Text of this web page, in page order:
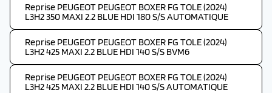
Reprise PEUGEOT PEUGEOT BOXER FG TOLE (2024)
L3H2 350 MAXI 2.2 BLUE HDI 180 S/S AUTOMATIQUE
Reprise PEUGEOT PEUGEOT BOXER FG TOLE (2024)
L3H2 425 MAXI 2.2 BLUE HDI 140 S/S BVM6
Reprise PEUGEOT PEUGEOT BOXER FG TOLE (2024)
L3H2 425 MAXI 2.2 BLUE HDI 140 S/S AUTOMATIQUE